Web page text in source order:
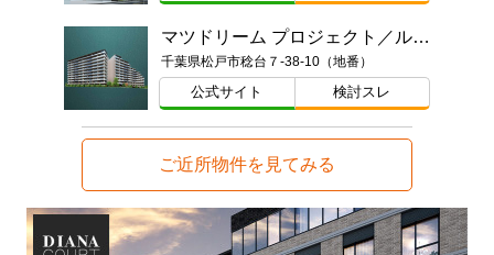
マツドリーム プロジェクト／ルネ松戸みのり台
千葉県松戸市稔台７-38-10（地番）
公式サイト 検討スレ
ご近所物件を見てみる